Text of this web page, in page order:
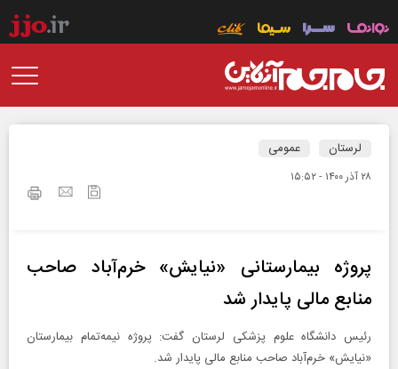
لرستان عمومی
۲۸ آذر ۱۴۰۰ - ۱۵:۵۲
پروژه بیمارستانی «نیایش» خرم‌آباد صاحب
منابع مالی پایدار شد
رئیس دانشگاه علوم پزشکی لرستان گفت: پروژه نیمه‌تمام بیمارستان
«نیایش» خرم‌آباد صاحب منابع مالی پایدار شد.